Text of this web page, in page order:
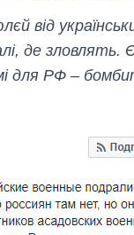
де зловлять.
для РФ –